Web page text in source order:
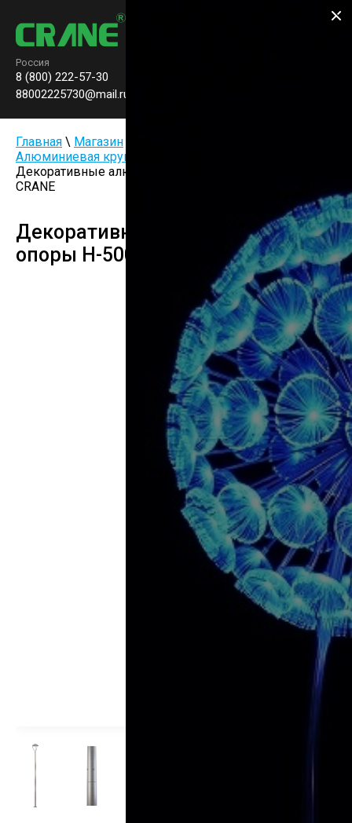
Россия
8 (800) 222-57-30
88002225730@mail.ru
Главная \ Магазин
Алюминиевая круглоконическая опора CA-1
Декоративные алюминиевые опоры H-5000мм
CRANE
Декоративные алюминиевые
опоры H-5000мм CRANE